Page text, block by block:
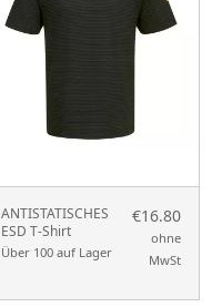
ANTISTATISCHES
ESD T-Shirt
Über 100 auf Lager
€16.80
ohne
MwSt